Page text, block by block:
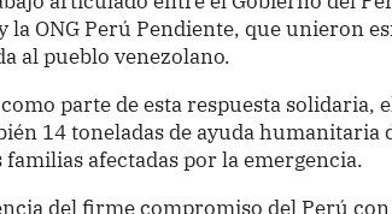
la ONG Perú Pendiente, que unieron
al pueblo venezolano.
parte de esta respuesta solidaria,
14 toneladas de ayuda humanitaria
familias afectadas por la emergencia.
del firme compromiso del Perú